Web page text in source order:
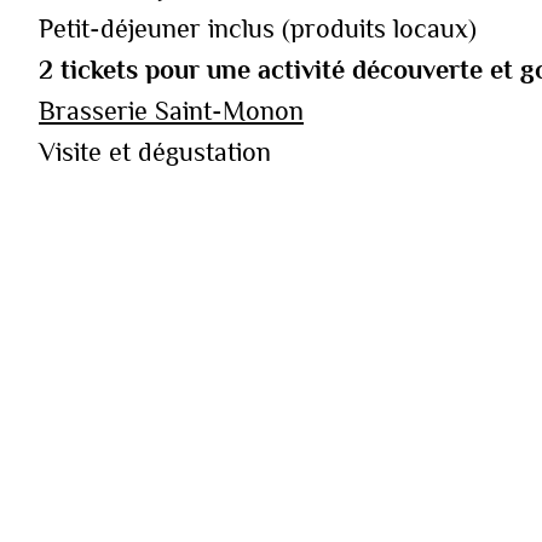
Petit-déjeuner inclus (produits locaux)
2 tickets pour une activité découverte et
Brasserie Saint-Monon
Visite et dégustation